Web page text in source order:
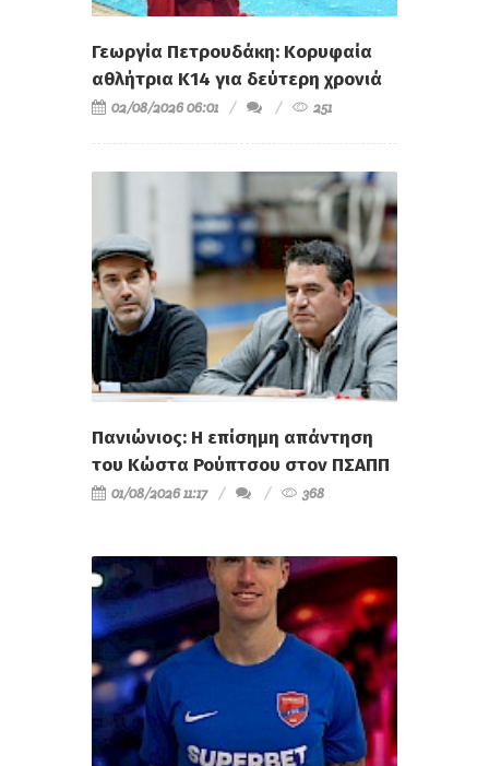
Γεωργία Πετρουδάκη: Κορυφαία
αθλήτρια Κ14 για δεύτερη χρονιά
02/08/2026 06:01 251
Πανιώνιος: Η επίσημη απάντηση
του Κώστα Ρούπτσου στον ΠΣΑΠΠ
01/08/2026 11:17 368